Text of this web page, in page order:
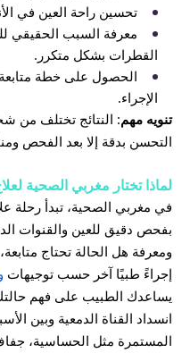
تحسين راحة العين في
معرفة السبب الحقيقي
القطرات بشكل متكرر.
الحصول على خطة متابعة
الإجراء.
تنويه مهم: النتائج تختلف من
التحسن بدقة إلا بعد الفحص
لماذا تختار مغربي الصحية
في مغربي الصحية، تبدأ رحلة
بفحص دقيق للعين والقنوات
ومعرفة هل الحالة تحتاج متابعة،
إجراءً طبيًا آخر حسب توجيهات
يساعدك الطبيب على فهم
انسداد القناة الدمعية وبين
المستمرة مثل الحساسية،